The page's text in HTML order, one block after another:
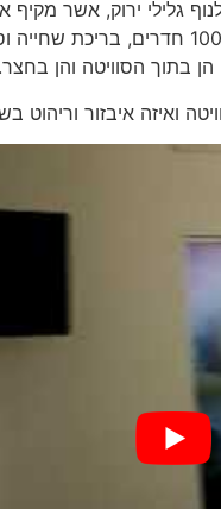
גלילי ירוק, אשר
המלון, הסוויטות המפנקות, משקיפות לנוף
בתוך הסוויטה והן בחצר.
ואיזה איבזור וריהוט